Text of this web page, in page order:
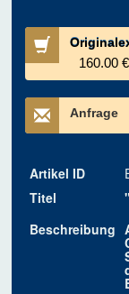
160.00 €
Anfrage
Artikel ID
Titel
Beschreibung